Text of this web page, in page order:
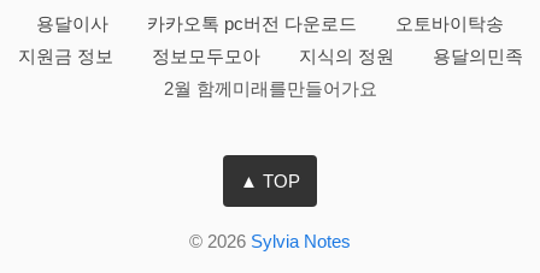
용달이사 카카오톡 pc버전 다운로드
오토바이탁송
지원금 정보
정보모두모아 지식의 정원
용달의민족
2월 함께미래를만들어가요
▲ TOP
© 2026 Sylvia Notes